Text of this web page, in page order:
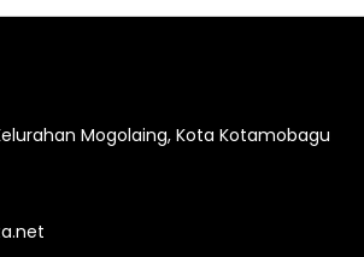
Mogolaing, Kota Kotamobagu